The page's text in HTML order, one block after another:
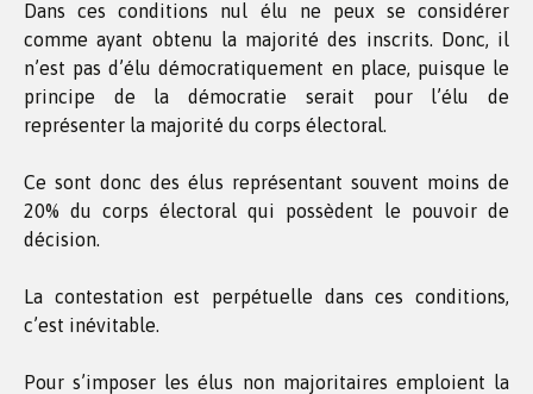
Dans ces conditions nul élu ne peux se considérer
comme ayant obtenu la majorité des inscrits. Donc, il
n’est pas d’élu démocratiquement en place, puisque le
principe de la démocratie serait pour l’élu de
représenter la majorité du corps électoral.
Ce sont donc des élus représentant souvent moins de
20% du corps électoral qui possèdent le pouvoir de
décision.
La contestation est perpétuelle dans ces conditions,
c’est inévitable.
Pour s’imposer les élus non majoritaires emploient la